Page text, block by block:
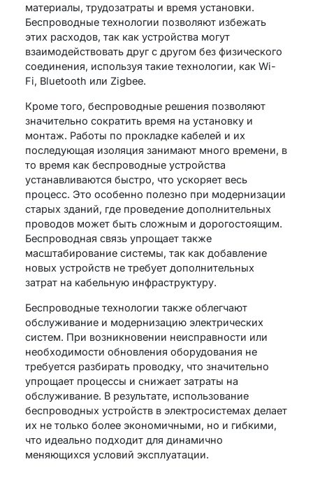
материалы, трудозатраты и время установки.
Беспроводные технологии позволяют избежать
этих расходов, так как устройства могут
взаимодействовать друг с другом без физического
соединения, используя такие технологии, как Wi-
Fi, Bluetooth или Zigbee.
Кроме того, беспроводные решения позволяют
значительно сократить время на установку и
монтаж. Работы по прокладке кабелей и их
последующая изоляция занимают много времени, в
то время как беспроводные устройства
устанавливаются быстро, что ускоряет весь
процесс. Это особенно полезно при модернизации
старых зданий, где проведение дополнительных
проводов может быть сложным и дорогостоящим.
Беспроводная связь упрощает также
масштабирование системы, так как добавление
новых устройств не требует дополнительных
затрат на кабельную инфраструктуру.
Беспроводные технологии также облегчают
обслуживание и модернизацию электрических
систем. При возникновении неисправности или
необходимости обновления оборудования не
требуется разбирать проводку, что значительно
упрощает процессы и снижает затраты на
обслуживание. В результате, использование
беспроводных устройств в электросистемах делает
их не только более экономичными, но и гибкими,
что идеально подходит для динамично
меняющихся условий эксплуатации.